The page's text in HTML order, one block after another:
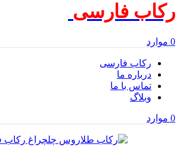
رکاب فارسی
0 موارد
رکاب فارسی
درباره ما
تماس با ما
وبلاگ
0 موارد